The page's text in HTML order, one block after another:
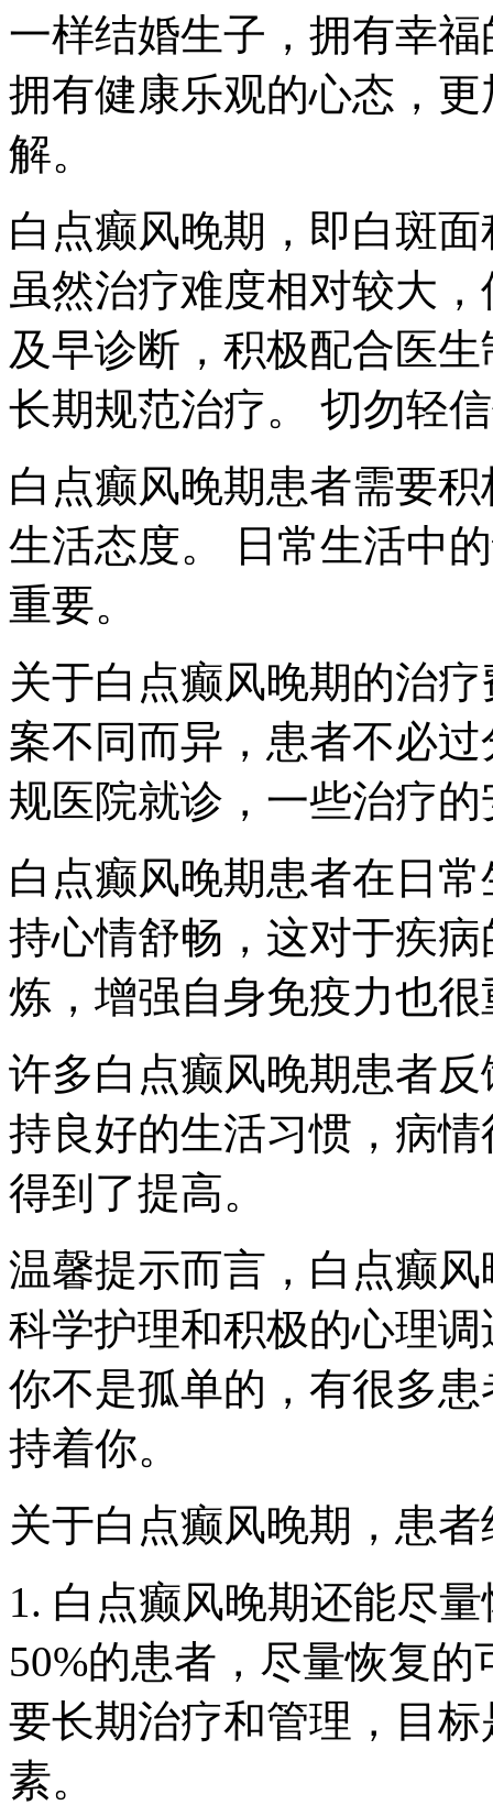
一样结婚生子，拥有幸
拥有健康乐观的心态，
解。
白点癫风晚期，即白斑
虽然治疗难度相对较大
及早诊断，积极配合医
长期规范治疗。 切勿轻
白点癫风晚期患者需要
生活态度。 日常生活中
重要。
关于白点癫风晚期的治
案不同而异，患者不必
规医院就诊，一些治疗
白点癫风晚期患者在日
持心情舒畅，这对于疾
炼，增强自身免疫力也很
许多白点癫风晚期患者
持良好的生活习惯，病
得到了提高。
温馨提示而言，白点癫
科学护理和积极的心理
你不是孤单的，有很多
持着你。
关于白点癫风晚期，患
1. 白点癫风晚期还能尽
50%的患者，尽量恢复
要长期治疗和管理，目
素。